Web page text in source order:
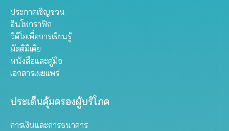
ประกาศเชิญชวน
อินโฟกราฟิก
วิดีโอเพื่อการเรียนรู้
มัลติมีเดีย
หนังสือและคู่มือ
เอกสารเผยแพร่
ประเด็นคุ้มครองผู้บริโภค
การเงินและการธนาคาร